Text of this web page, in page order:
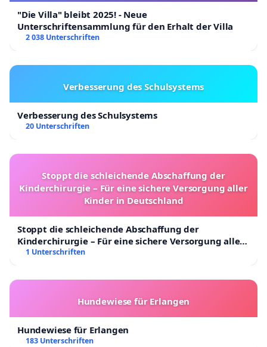
"Die Villa" bleibt 2025! - Neue
Unterschriftensammlung für den Erhalt der Villa
2 038 Unterschriften
Verbesserung des Schulsystems
Verbesserung des Schulsystems
20 Unterschriften
Stoppt die schleichende Abschaffung der
Kinderchirurgie – Für eine sichere Versorgung aller
Kinder in Deutschland
Stoppt die schleichende Abschaffung der
Kinderchirurgie – Für eine sichere Versorgung aller
Kinder in Deutschland
1 Unterschriften
Hundewiese für Erlangen
Hundewiese für Erlangen
183 Unterschriften